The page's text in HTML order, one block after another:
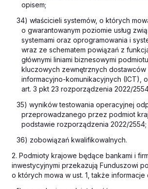
opisem;
34) właścicieli systemów, o których
o gwarantowanym poziomie usług
systemami oraz oprogramowania i
wraz ze schematem powiązań z
głównymi liniami biznesowymi
kluczowych zewnętrznych dostawców
informacyjno-komunikacyjnych (ICT),
art. 3 pkt 23 rozporządzenia 2022/
35) wyników testowania operacyjnej
przeprowadzanego przez podmiot
podstawie rozporządzenia 2022/2554;
36) zobowiązań kwalifikowalnych.
2. Podmioty krajowe będące bankami i
inwestycyjnymi przekazują Funduszowi
o których mowa w ust. 1, także